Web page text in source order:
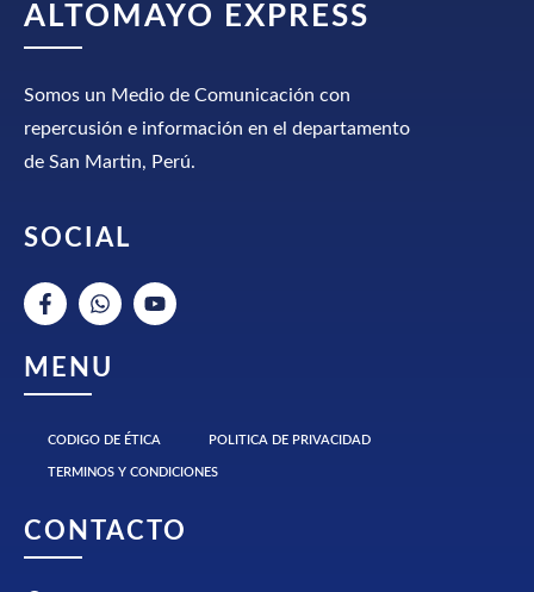
ALTOMAYO EXPRESS
Somos un Medio de Comunicación con
repercusión e información en el departamento
de San Martin, Perú.
SOCIAL
MENU
CODIGO DE ÉTICA POLITICA DE PRIVACIDAD
TERMINOS Y CONDICIONES
CONTACTO